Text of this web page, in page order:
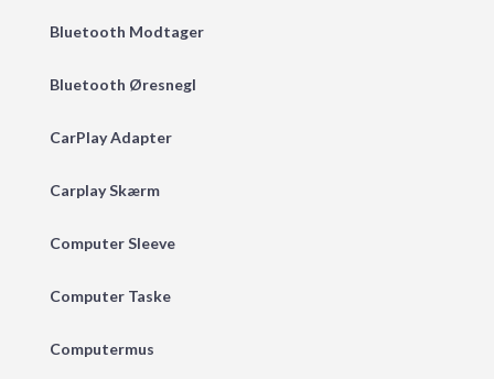
Bluetooth Modtager
Bluetooth Øresnegl
CarPlay Adapter
Carplay Skærm
Computer Sleeve
Computer Taske
Computermus